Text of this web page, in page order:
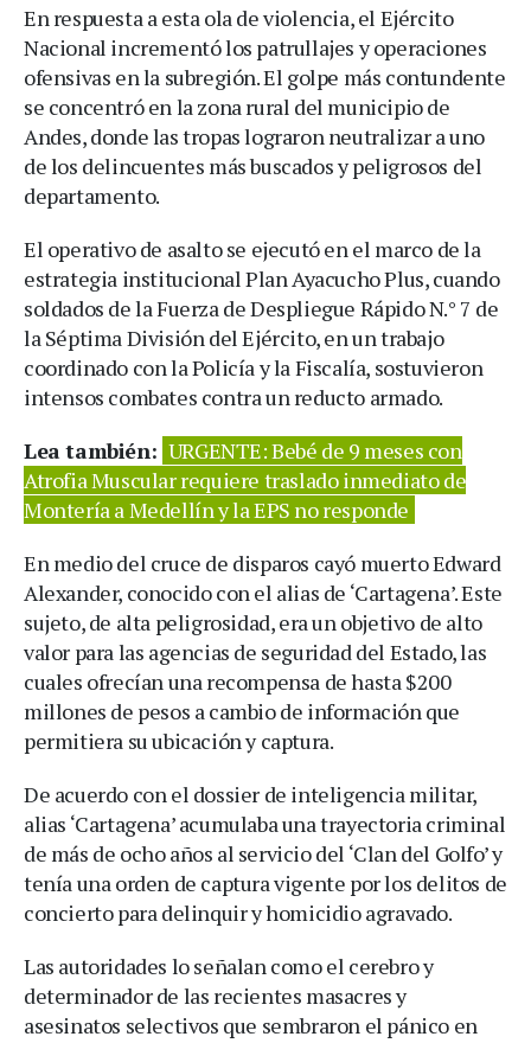
En respuesta a esta ola de violencia, el Ejército
Nacional incrementó los patrullajes y operaciones
ofensivas en la subregión. El golpe más contundente
se concentró en la zona rural del municipio de
Andes, donde las tropas lograron neutralizar a uno
de los delincuentes más buscados y peligrosos del
departamento.
El operativo de asalto se ejecutó en el marco de la
estrategia institucional Plan Ayacucho Plus, cuando
soldados de la Fuerza de Despliegue Rápido N.° 7 de
la Séptima División del Ejército, en un trabajo
coordinado con la Policía y la Fiscalía, sostuvieron
intensos combates contra un reducto armado.
Lea también: URGENTE: Bebé de 9 meses con
Atrofia Muscular requiere traslado inmediato de
Montería a Medellín y la EPS no responde
En medio del cruce de disparos cayó muerto Edward
Alexander, conocido con el alias de ‘Cartagena’. Este
sujeto, de alta peligrosidad, era un objetivo de alto
valor para las agencias de seguridad del Estado, las
cuales ofrecían una recompensa de hasta $200
millones de pesos a cambio de información que
permitiera su ubicación y captura.
De acuerdo con el dossier de inteligencia militar,
alias ‘Cartagena’ acumulaba una trayectoria criminal
de más de ocho años al servicio del ‘Clan del Golfo’ y
tenía una orden de captura vigente por los delitos de
concierto para delinquir y homicidio agravado.
Las autoridades lo señalan como el cerebro y
determinador de las recientes masacres y
asesinatos selectivos que sembraron el pánico en